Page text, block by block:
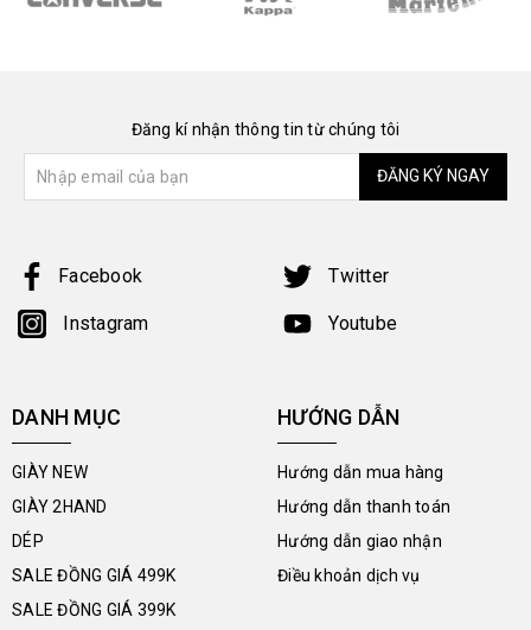
Đăng kí nhận thông tin từ chúng tôi
ĐĂNG KÝ NGAY
Facebook Twitter
Instagram Youtube
DANH MỤC
GIÀY NEW
GIÀY 2HAND
DÉP
SALE ĐỒNG GIÁ 499K
SALE ĐỒNG GIÁ 399K
HƯỚNG DẪN
Hướng dẫn mua hàng
Hướng dẫn thanh toán
Hướng dẫn giao nhận
Điều khoản dịch vụ